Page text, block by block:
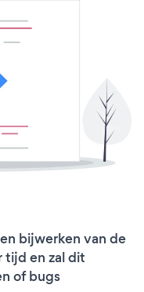
bijwerken van de
tijd en zal dit
of bugs